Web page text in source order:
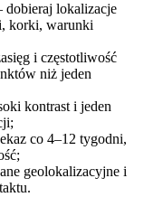
dobieraj lokalizacje
korki, warunki
i częstotliwość
niż jeden
kontrast i jeden
co 4–12 tygodni,
geolokalizacyjne i